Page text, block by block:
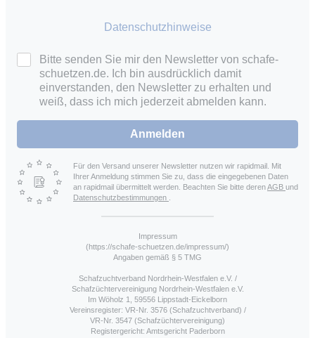
Datenschutzhinweise
Bitte senden Sie mir den Newsletter von schafe-
schuetzen.de. Ich bin ausdrücklich damit
einverstanden, den Newsletter zu erhalten und
weiß, dass ich mich jederzeit abmelden kann.
Anmelden
Für den Versand unserer Newsletter nutzen wir rapidmail. Mit
Ihrer Anmeldung stimmen Sie zu, dass die eingegebenen Daten
an rapidmail übermittelt werden. Beachten Sie bitte derenAGB und
Datenschutzbestimmungen
Impressum
(https://schafe-schuetzen.de/impressum/)
Angaben gemäß § 5 TMG
Schafzuchtverband Nordrhein-Westfalen e.V. /
Schafzüchtervereinigung Nordrhein-Westfalen e.V.
Im Wöholz 1, 59556 Lippstadt-Eickelborn
Vereinsregister: VR-Nr. 3576 (Schafzuchtverband) /
VR-Nr. 3547 (Schafzüchtervereinigung)
Registergericht: Amtsgericht Paderborn